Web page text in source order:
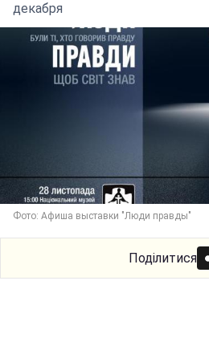
декабря
Фото: Афиша выставки "Люди правды"
Поділитися